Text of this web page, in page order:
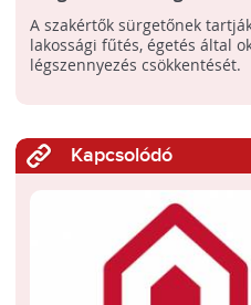
légszennyezés csökkentése
A szakértők sürgetőnek
lakossági fűtés, égetés által
légszennyezés csökkentését.
Kapcsolódó